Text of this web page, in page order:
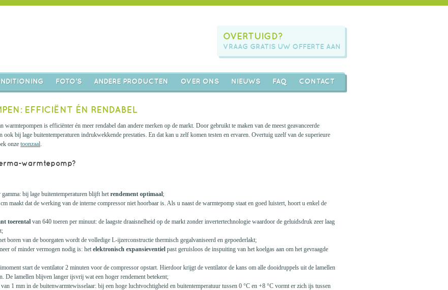
OVERTUIGD?
VRAAG GRATIS UW OFFERTE AAN
FOTO'S ANDERE PRODUCTEN OVER ONS NIEUWS FAQ CONTACT
EFFICIËNT ÉN RENDABEL
is efficiënter én meer rendabel dan andere merken op de markt. Door gebruikt te maken van de meest geavanceerde
ook bij lage buitentemperaturen indrukwekkende prestaties. En dat kan u zelf komen testen en ervaren. Overtuig uzelf van de superieure
onze toonzaal.
warmtepomp?
bij lage buitentemperaturen blijft het rendement optimaal;
maakt dat de werking van de interne compressor niet hoorbaar is. Als u naast de warmtepomp staat en goed luistert, hoort u enkel de
toerental van 640 toeren per minuut: de laagste draaisnelheid op de markt zonder invertertechnologie waardoor de geluidsdruk zeer laag
boren van de boorgaten wordt de volledige L-ijzerconstructie thermisch gegalvaniseerd en gepoederlakt;
of minder vermogen nodig is: het elektronisch expansieventiel past geruisloos de inspuiting van het koelgas aan om het gevraagde
start de ventilator 2 minuten voor de compressor opstart. Hierdoor krijgt de ventilator de kans om alle dooidruppels uit de lamellen
De lamellen blijven langer ijsvrij wat een hoger rendement betekent;
1 mm in de buitenwarmtewisselaar: bij een hoge luchtvochtigheid en buitentemperatuur tussen 0 °C en +8 °C vormt er zich ijs tussen